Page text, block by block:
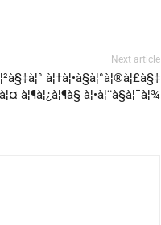
Next article
à¦†à¦•à§à¦°à¦®à¦£à§‡
à¦¶à¦¿à¦¶à§ à¦•à¦¨à§à¦¯à¦¾